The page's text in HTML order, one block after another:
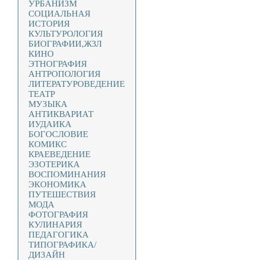
УРБАНИЗМ
СОЦИАЛЬНАЯ
ИСТОРИЯ
КУЛЬТУРОЛОГИЯ
БИОГРАФИИ,ЖЗЛ
КИНО
ЭТНОГРАФИЯ
АНТРОПОЛОГИЯ
ЛИТЕРАТУРОВЕДЕНИЕ
ТЕАТР
МУЗЫКА
АНТИКВАРИАТ
ИУДАИКА
БОГОСЛОВИЕ
КОМИКС
КРАЕВЕДЕНИЕ
ЭЗОТЕРИКА
ВОСПОМИНАНИЯ
ЭКОНОМИКА
ПУТЕШЕСТВИЯ
МОДА
ФОТОГРАФИЯ
КУЛИНАРИЯ
ПЕДАГОГИКА
ТИПОГРАФИКА/
ДИЗАЙН